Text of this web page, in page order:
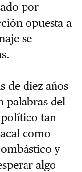
por
opuesta a
se
de diez años
palabras del
tan
como
y
algo